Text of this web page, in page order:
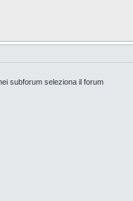
subforum seleziona il forum